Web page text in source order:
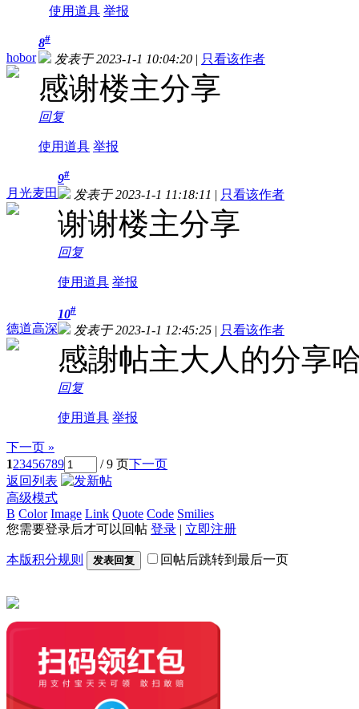
使用道具 举报
hobor
8#
发表于 2023-1-1 10:04:20 | 只看该作者
感谢楼主分享
回复
使用道具 举报
月光麦田
9#
发表于 2023-1-1 11:18:11 | 只看该作者
谢谢楼主分享
回复
使用道具 举报
德道高深
10#
发表于 2023-1-1 12:45:25 | 只看该作者
感謝帖主大人的分享
回复
使用道具 举报
下一页 »
123456789 / 9 页下一页
返回列表
高级模式
B Color Image Link Quote Code Smilies
您需要登录后才可以回帖 登录 | 立即注册
本版积分规则 发表回复 回帖后跳转到最后一页